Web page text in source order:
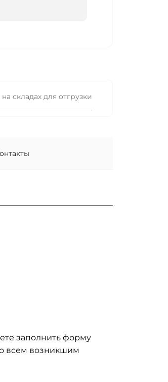
складах для отгрузки
заполнить форму
всем возникшим